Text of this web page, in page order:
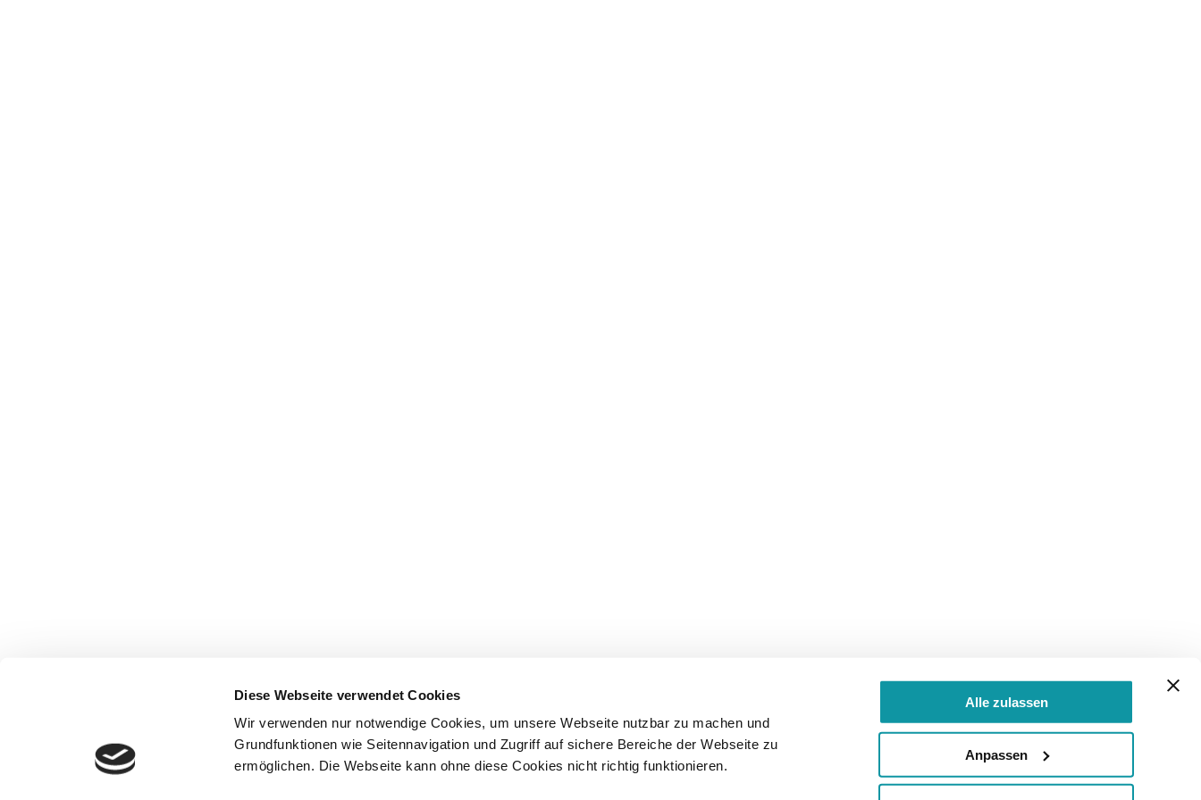
Diese Webseite verwendet Cookies
Wir verwenden nur notwendige Cookies, um unsere Webseite nutzbar zu machen und
Grundfunktionen wie Seitennavigation und Zugriff auf sichere Bereiche der Webseite zu
ermöglichen. Die Webseite kann ohne diese Cookies nicht richtig funktionieren.
Alle zulassen
Anpassen